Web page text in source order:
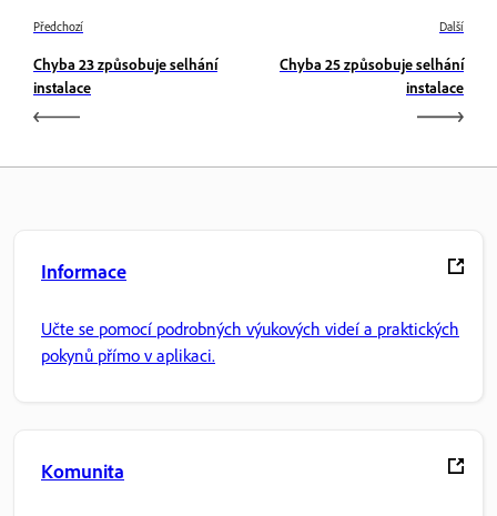
Předchozí
Chyba 23 způsobuje selhání
instalace
Další
Chyba 25 způsobuje selhání
instalace
Informace
Učte se pomocí podrobných výukových videí a praktických
pokynů přímo v aplikaci.
Komunita